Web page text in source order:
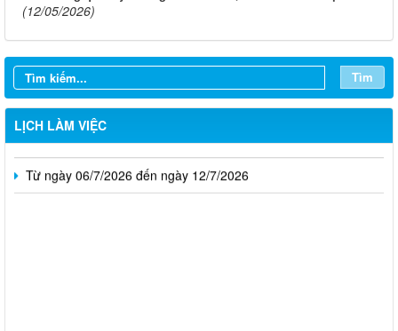
(12/05/2026)
Tìm
LỊCH LÀM VIỆC
Từ ngày 03/8/2026 đến ngày 09/8/2026
Từ ngày 27/7/2026 đến ngày 02/8/2026
Từ ngày 20/7/2026 đến ngày 26/7/2026
Từ ngày 13/7/2026 đến ngày 18/7/2026
Từ ngày 06/7/2026 đến ngày 12/7/2026